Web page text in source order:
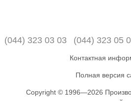
(044) 323 03 03 (044) 323 05
Контактная
Полная версия
Copyright © 1996—2026